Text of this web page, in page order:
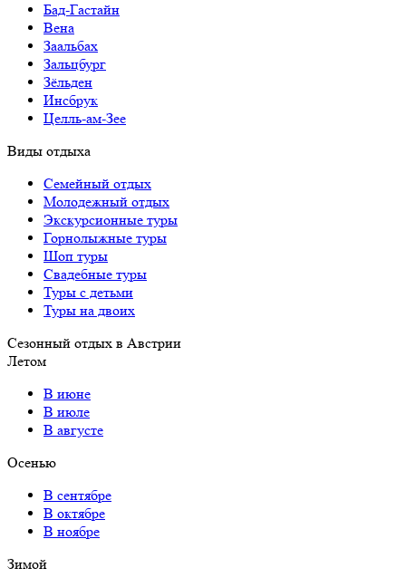
Бад-Гаcтайн
Вена
Заальбах
Зальцбург
Зёльден
Инсбрук
Целль-ам-Зее
Виды отдыха
Семейный отдых
Молодежный отдых
Экскурсионные туры
Горнолыжные туры
Шоп туры
Свадебные туры
Туры с детьми
Туры на двоих
Сезонный отдых в Австрии
Летом
В июне
В июле
В августе
Осенью
В сентябре
В октябре
В ноябре
Зимой